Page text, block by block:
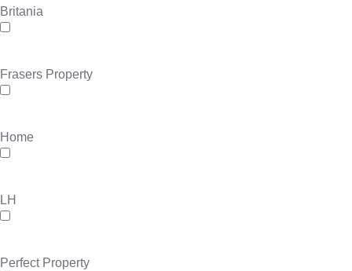
Britania
Frasers Property
Home
LH
Perfect Property